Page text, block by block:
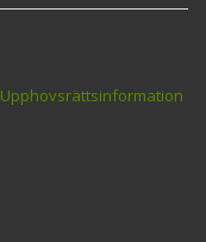
Upphovsrättsinformation